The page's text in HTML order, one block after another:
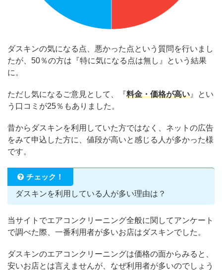
ダスキンの気になる点、悪かった点という質問を行いまし
たが、50％の方は『特に気になる点は無し』という結果
に。
ただし気になるご意見として、『料金・価格が高い 』とい
う口コミが25％もありました。
昔からダスキンを利用していた方ではなく、ネットの広告
をみて申込した方に、値段が高いと感じる人が多かった様
です。
チェック！
ダスキンを利用している人が多い理由は？
当サイトでエアコンクリーニング全般に関してアンケート
で調べた際、一番利用者が多いお店はダスキンでした。
ダスキンのエアコンクリーニングは価格の面からみると、
安いお店とは言えませんが、なぜ利用者が多いのでしょう